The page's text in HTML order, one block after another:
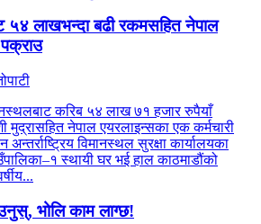
५४ लाखभन्दा बढी रकमसहित नेपाल
करिब ५४ लाख ७१ हजार रुपैयाँ
मुद्रासहित नेपाल एयरलाइन्सका एक कर्मचारी
विमानस्थल सुरक्षा कार्यालयका
स्थायी घर भई हाल काठमाडौंको
भोलि काम लाग्छ!